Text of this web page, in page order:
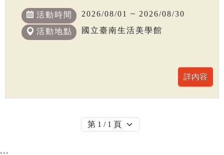
活動時間 2026/08/01 ~ 2026/08/30
活動地點 國立臺南生活美學館